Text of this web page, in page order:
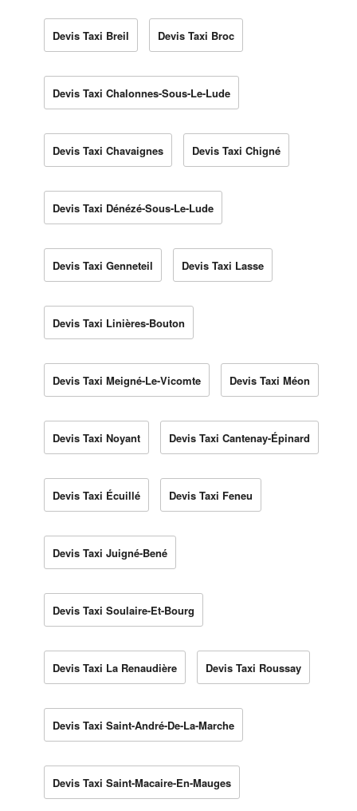
Devis Taxi Breil Devis Taxi Broc
Devis Taxi Chalonnes-Sous-Le-Lude
Devis Taxi Chavaignes Devis Taxi Chigné
Devis Taxi Dénézé-Sous-Le-Lude
Devis Taxi Genneteil Devis Taxi Lasse
Devis Taxi Linières-Bouton
Devis Taxi Meigné-Le-Vicomte Devis Taxi Méon
Devis Taxi Noyant Devis Taxi Cantenay-Épinard
Devis Taxi Écuillé Devis Taxi Feneu
Devis Taxi Juigné-Bené
Devis Taxi Soulaire-Et-Bourg
Devis Taxi La Renaudière Devis Taxi Roussay
Devis Taxi Saint-André-De-La-Marche
Devis Taxi Saint-Macaire-En-Mauges